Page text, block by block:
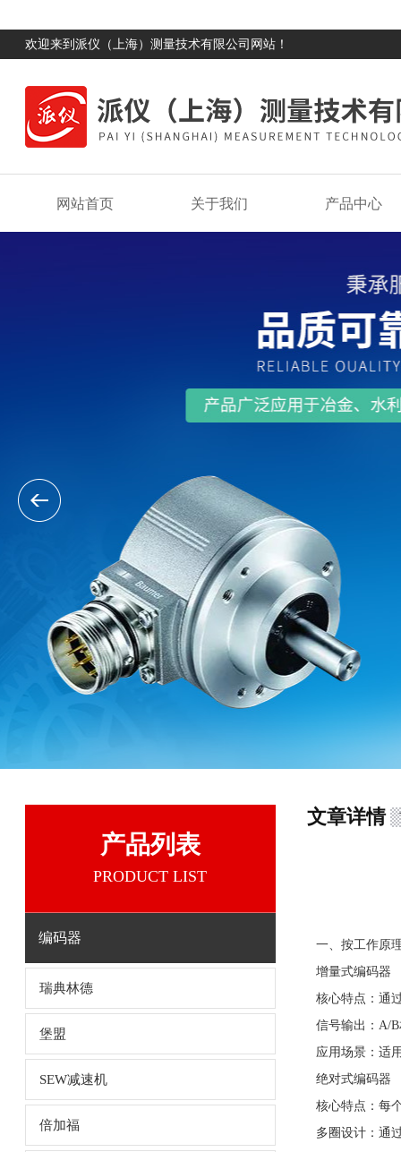
欢迎来到派仪（上海）测量技术有限公司网站！
网站首页 关于我们 产品中心
产品列表
PRODUCT LIST
编码器
瑞典林德
堡盟
SEW减速机
倍加福
文章详情
一、按工作原
增量式编码器
核心特点：通
信号输出：A/
应用场景：适
绝对式编码器
核心特点：每
多圈设计：通